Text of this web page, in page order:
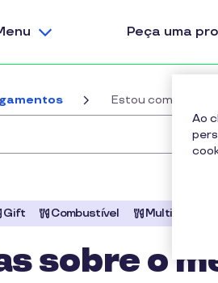
Peça uma
Estou com
Gift Combustível
sobre o
Ao